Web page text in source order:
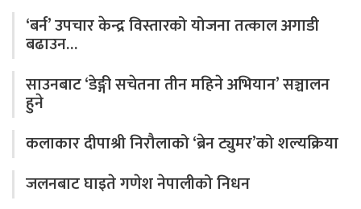
‘बर्न’ उपचार केन्द्र विस्तारको योजना तत्काल अगाडी
बढाउन…
साउनबाट ‘डेङ्गी सचेतना तीन महिने अभियान’ सञ्चालन
हुने
कलाकार दीपाश्री निरौलाको ‘ब्रेन ट्युमर’को शल्यक्रिया
जलनबाट घाइते गणेश नेपालीको निधन